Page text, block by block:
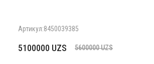
Артикул:8450039385
5600000UZS
Первоначальная
5100000 UZS
Текущая